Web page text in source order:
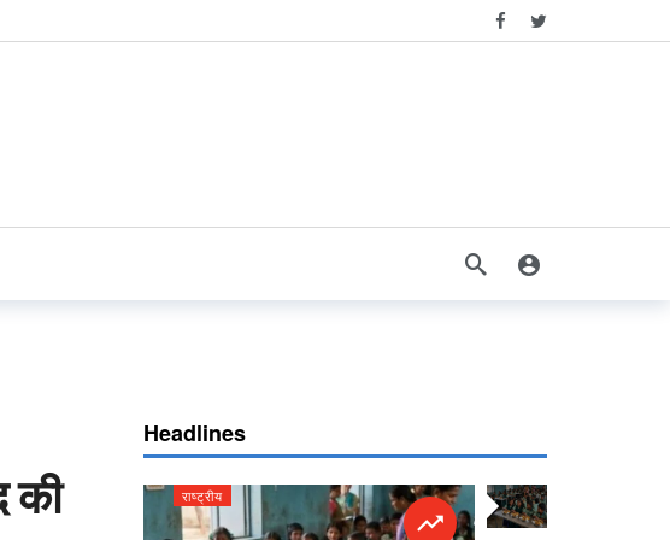
की
Headlines
राष्ट्रीय राष्ट्रीय